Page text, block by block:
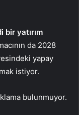
bir yatırım
da 2028
yapay
istiyor.
bulunmuyor.